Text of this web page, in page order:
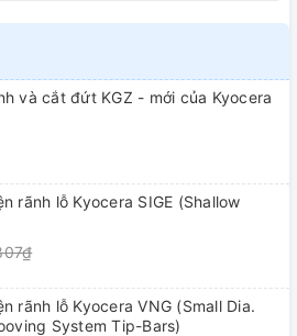
và cắt đứt KGZ - mới của Kyocera
rãnh lỗ Kyocera SIGE (Shallow
rãnh lỗ Kyocera VNG (Small Dia.
System Tip-Bars)